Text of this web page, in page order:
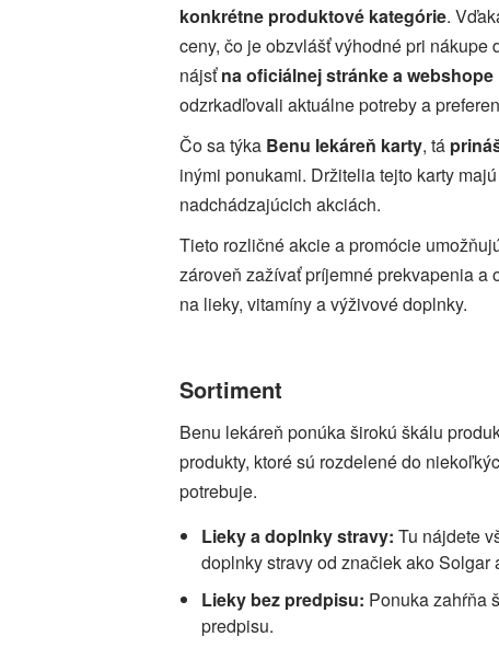
konkrétne produktové kategórie.
ceny, čo je obzvlášť výhodné pri
nájsťna oficiálnej stránke a
odzrkadľovali aktuálne potreby a
Čo sa týka Benu lekáreň karty, tá
inými ponukami. Držitelia tejto karty
nadchádzajúcich akciách.
Tieto rozličné akcie a promócie
zároveň zažívať príjemné prekvapenia
na lieky, vitamíny a výživové doplnky.
Sortiment
Benu lekáreň ponúka širokú škálu
produkty, ktoré sú rozdelené do
potrebuje.
Lieky a doplnky stravy: Tu nájdete
doplnky stravy od značiek ako Solgar
Lieky bez predpisu: Ponuka zahŕňa
predpisu.